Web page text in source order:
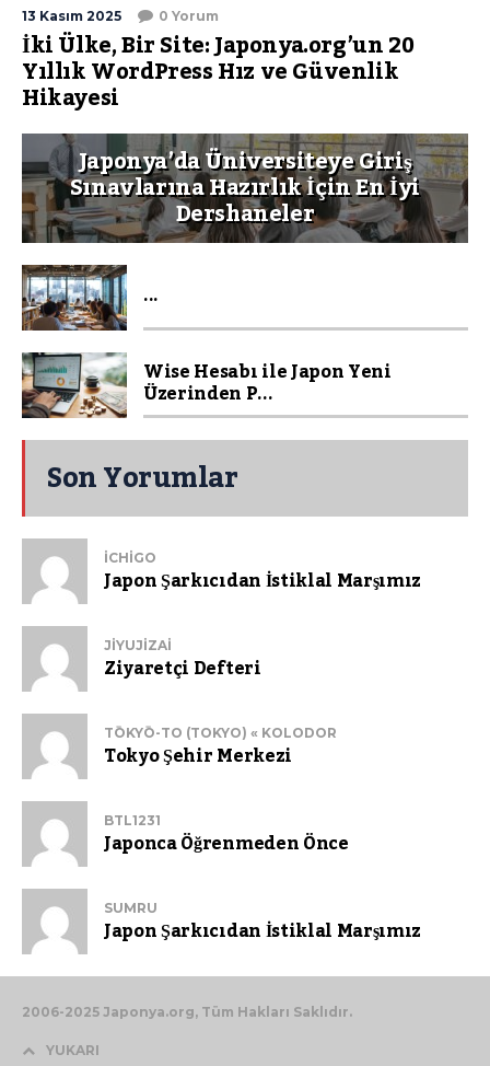
13 Kasım 2025 0 Yorum
İki Ülke, Bir Site: Japonya.org’un 20
Yıllık WordPress Hız ve Güvenlik
Hikayesi
Japonya’da Üniversiteye Giriş
Sınavlarına Hazırlık İçin En İyi
Dershaneler
...
Wise Hesabı ile Japon Yeni
Üzerinden P...
Son Yorumlar
ICHIGO
Japon Şarkıcıdan İstiklal Marşımız
JIYUJIZAI
Ziyaretçi Defteri
TŌKYŌ-TO (TOKYO) « KOLODOR
Tokyo Şehir Merkezi
BTL1231
Japonca Öğrenmeden Önce
SUMRU
Japon Şarkıcıdan İstiklal Marşımız
2006-2025 Japonya.org, Tüm Hakları Saklıdır.
YUKARI